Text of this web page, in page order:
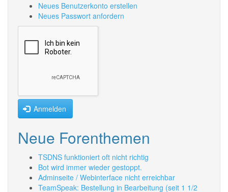
Neues Benutzerkonto erstellen
Neues Passwort anfordern
Anmelden
Neue Forenthemen
TSDNS funktioniert oft nicht richtig
Bot wird immer wieder gestoppt.
Adminseite / Webinterface nicht erreichbar
TeamSpeak: Bestellung in Bearbeitung (seit 1 1/2